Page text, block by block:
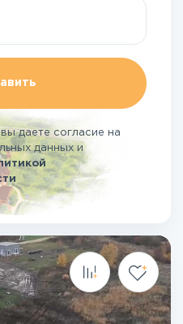
даете согласие на
данных и